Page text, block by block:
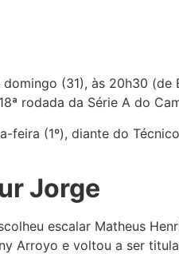
(31), às 20h30 (de
rodada da Série A do
feira (1º), diante do
Jorge
escalar Matheus
Arroyo e voltou a ser